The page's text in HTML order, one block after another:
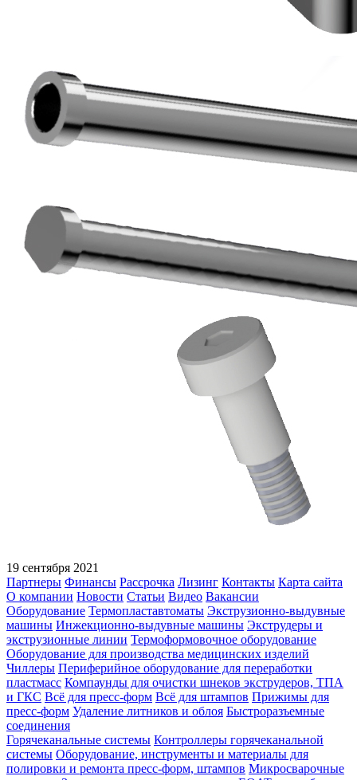
19 сентября 2021
Партнеры Финансы Рассрочка Лизинг Контакты Карта сайта
О компании Новости Статьи Видео Вакансии
Оборудование Термопластавтоматы Экструзионно-выдувные
машины Инжекционно-выдувные машины Экструдеры и
экструзионные линии Термоформовочное оборудование
Оборудование для производства медицинских изделий
Чиллеры Периферийное оборудование для переработки
пластмасс Компаунды для очистки шнеков экструдеров, ТПА
и ГКС Всё для пресс-форм Всё для штампов Прижимы для
пресс-форм Удаление литников и облоя Быстроразъемные
соединения
Горячеканальные системы Контроллеры горячеканальной
системы Оборудование, инструменты и материалы для
полировки и ремонта пресс-форм, штампов Микросварочные